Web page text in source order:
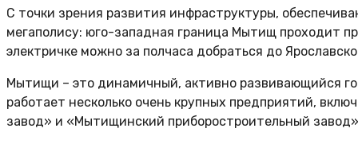
С точки зрения развития инфраструктуры,
мегаполису: юго-западная граница Мытищ проходит
электричке можно за полчаса добраться до
Мытищи – это динамичный, активно развивающийся
работает несколько очень крупных предприятий,
завод» и «Мытищинский приборостроительный